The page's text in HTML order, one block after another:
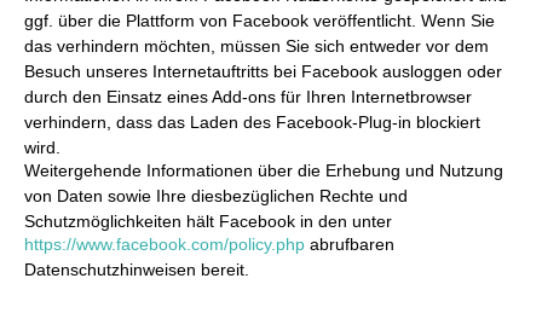
ggf. über die Plattform von Facebook veröffentlicht. Wenn Sie
das verhindern möchten, müssen Sie sich entweder vor dem
Besuch unseres Internetauftritts bei Facebook ausloggen oder
durch den Einsatz eines Add-ons für Ihren Internetbrowser
verhindern, dass das Laden des Facebook-Plug-in blockiert
wird.
Weitergehende Informationen über die Erhebung und Nutzung
von Daten sowie Ihre diesbezüglichen Rechte und
Schutzmöglichkeiten hält Facebook in den unter
https://www.facebook.com/policy.php abrufbaren
Datenschutzhinweisen bereit.